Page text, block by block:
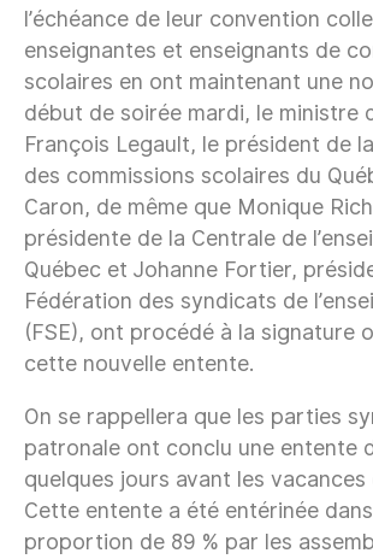
l’échéance de leur convention
enseignantes et enseignants de
scolaires en ont maintenant une
début de soirée mardi, le ministre
François Legault, le président de
des commissions scolaires du
Caron, de même que Monique
présidente de la Centrale de
Québec et Johanne Fortier,
Fédération des syndicats de
(FSE), ont procédé à la signature
cette nouvelle entente.
On se rappellera que les parties
patronale ont conclu une entente
quelques jours avant les vacances
Cette entente a été entérinée
proportion de 89 % par les